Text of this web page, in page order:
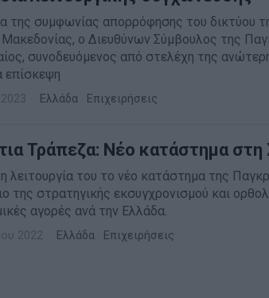
της συμφωνίας απορρόφησης του δικτύου
Μακεδονίας, ο Διευθύνων Σύμβουλος της
συνοδευόμενος από στελέχη της
επίσκεψη
Ελλάδα Επιχειρήσεις
Τράπεζα: Νέο κατάστημα στη
λειτουργία του το νέο κατάστημα της
της στρατηγικής εκσυγχρονισμού και
αγορές ανά την Ελλάδα.
2022 Ελλάδα Επιχειρήσεις